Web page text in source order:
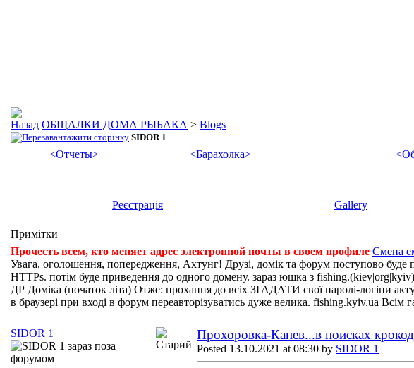
ОБЩАЛКИ ДОМА РЫБАКА > Blogs
SIDOR 1
<Отчеты>
<Барахолка>
Реєстрація Gallery
Примітки
Прочесть всем, кто меняет адрес электронной почты в своем профиле Смена
Увага, оголошення, попередження, Ахтунг! Друзі, домік та форум поступово буде
HTTPs. потім буде приведення до одного домену. зараз юшка з
ДР Доміка (початок літа) Отже: прохання до всіх ЗГАДАТИ свої паролі-логіни
в браузері при вході в форум переавторізуватись дуже велика. fishing.kyiv.ua Всім
Прохоровка-Канев...в поисках
Posted 13.10.2021 at 08:30 by SIDOR 1
SIDOR 1